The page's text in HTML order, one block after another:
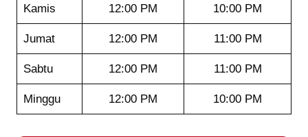
Kamis 12:00 PM 10:00 PM
Jumat 12:00 PM 11:00 PM
Sabtu 12:00 PM 11:00 PM
Minggu 12:00 PM 10:00 PM